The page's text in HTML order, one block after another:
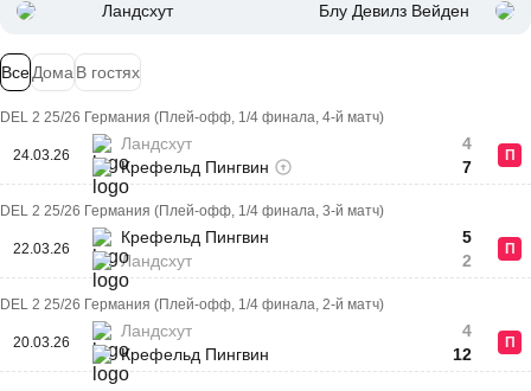
Ландсхут Блу Девилз Вейден
ВсеДома В гостях
DEL 2 25/26 Германия (Плей-офф, 1/4 финала, 4-й матч)
24.03.26
Ландсхут
Крефельд Пингвин
4
7
П
DEL 2 25/26 Германия (Плей-офф, 1/4 финала, 3-й матч)
22.03.26
Крефельд Пингвин
Ландсхут
5
2
П
DEL 2 25/26 Германия (Плей-офф, 1/4 финала, 2-й матч)
20.03.26
Ландсхут
Крефельд Пингвин
4
12
П